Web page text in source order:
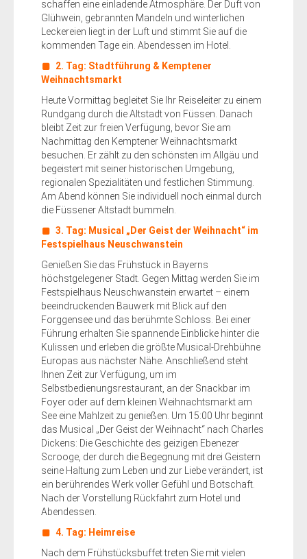
schaffen eine einladende Atmosphäre. Der Duft von
Glühwein, gebrannten Mandeln und winterlichen
Leckereien liegt in der Luft und stimmt Sie auf die
kommenden Tage ein. Abendessen im Hotel.
2. Tag: Stadtführung & Kemptener
Weihnachtsmarkt
Heute Vormittag begleitet Sie Ihr Reiseleiter zu einem
Rundgang durch die Altstadt von Füssen. Danach
bleibt Zeit zur freien Verfügung, bevor Sie am
Nachmittag den Kemptener Weihnachtsmarkt
besuchen. Er zählt zu den schönsten im Allgäu und
begeistert mit seiner historischen Umgebung,
regionalen Spezialitäten und festlichen Stimmung.
Am Abend können Sie individuell noch einmal durch
die Füssener Altstadt bummeln.
3. Tag: Musical „Der Geist der Weihnacht“ im
Festspielhaus Neuschwanstein
Genießen Sie das Frühstück in Bayerns
höchstgelegener Stadt. Gegen Mittag werden Sie im
Festspielhaus Neuschwanstein erwartet – einem
beeindruckenden Bauwerk mit Blick auf den
Forggensee und das berühmte Schloss. Bei einer
Führung erhalten Sie spannende Einblicke hinter die
Kulissen und erleben die größte Musical-Drehbühne
Europas aus nächster Nähe. Anschließend steht
Ihnen Zeit zur Verfügung, um im
Selbstbedienungsrestaurant, an der Snackbar im
Foyer oder auf dem kleinen Weihnachtsmarkt am
See eine Mahlzeit zu genießen. Um 15:00 Uhr beginnt
das Musical „Der Geist der Weihnacht“ nach Charles
Dickens: Die Geschichte des geizigen Ebenezer
Scrooge, der durch die Begegnung mit drei Geistern
seine Haltung zum Leben und zur Liebe verändert, ist
ein berührendes Werk voller Gefühl und Botschaft.
Nach der Vorstellung Rückfahrt zum Hotel und
Abendessen.
4. Tag: Heimreise
Nach dem Frühstücksbuffet treten Sie mit vielen